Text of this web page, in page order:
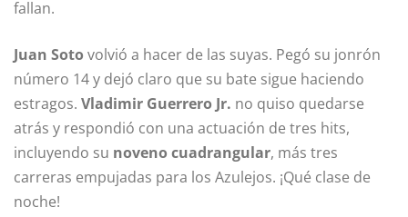
fallan.
Juan Soto volvió a hacer de las suyas. Pegó su jonrón
número 14 y dejó claro que su bate sigue haciendo
estragos. Vladimir Guerrero Jr. no quiso quedarse
atrás y respondió con una actuación de tres hits,
incluyendo su noveno cuadrangular, más tres
carreras empujadas para los Azulejos. ¡Qué clase de
noche!